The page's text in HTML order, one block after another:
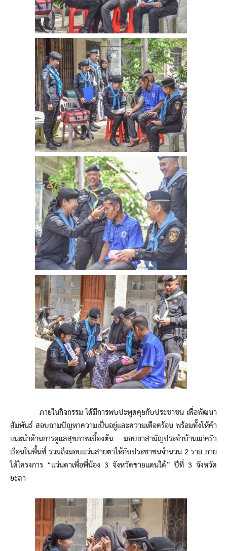
ภายในกิจกรรม ได้มีการพบปะพูดคุยกับประชาชน เพื่อพัฒนา
สัมพันธ์ สอบถามปัญหาความเป็นอยู่และความเดือดร้อน พร้อมทั้งให้คำ
แนะนำด้านการดูแลสุขภาพเบื้องต้น มอบยาสามัญประจำบ้านแก่ครัว
เรือนในพื้นที่ รวมถึงมอบแว่นสายตาให้กับประชาชนจำนวน 2 ราย ภาย
ใต้โครงการ “แว่นตาเพื่อพี่น้อง 3 จังหวัดชายแดนใต้” ปีที่ 3 จังหวัด
ยะลา